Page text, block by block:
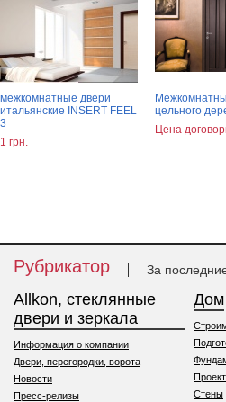
межкомнатные двери
итальянские INSERT FEEL
3
1 грн.
цельного
Цена
Рубрикатор За
Allkon, стеклянные
двери и зеркала
Информация о компании
Двери, перегородки, ворота
Новости
Пресс-релизы
Дом
Стены